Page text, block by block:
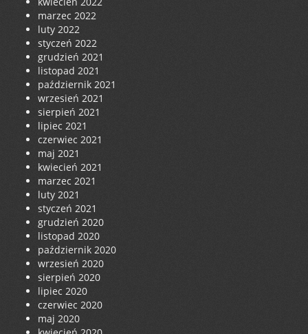
marzec 2022
luty 2022
styczeń 2022
grudzień 2021
listopad 2021
październik 2021
wrzesień 2021
sierpień 2021
lipiec 2021
czerwiec 2021
maj 2021
kwiecień 2021
marzec 2021
luty 2021
styczeń 2021
grudzień 2020
listopad 2020
październik 2020
wrzesień 2020
sierpień 2020
lipiec 2020
czerwiec 2020
maj 2020